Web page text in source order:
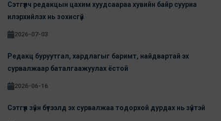
Сэтгүүлч редакцын цахим хуудсаараа хувийн байр сууриа
илэрхийлэх нь зохисгүй
2026-07-03
Редакц буруутгал, хардлагыг баримт, найдвартай эх
сурвалжаар баталгаажуулах ёстой
2026-06-16
Сэтгүүл зүйн бүтээлд эх сурвалжаа тодорхой дурдах нь зүйтэй